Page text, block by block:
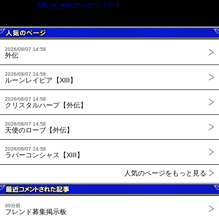
@ff_rk_info からのツイート
2026/08/07 14:58
外伝
2026/08/07 14:58
ルーンレイピア【XIII】
2026/08/07 14:58
クリスタルハープ【外伝】
2026/08/07 14:58
天使のローブ【外伝】
2026/08/07 14:58
ラバーコンシャス【XIII】
人気のページをもっと見る
30分前
フレンド募集掲示板